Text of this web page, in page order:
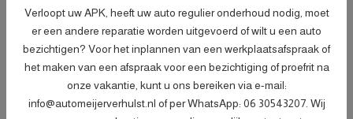
Nieuwe APK
- Nieuwe APK;
- Onderhoudsbeurt volgens
dealerspecificatie;
- Afleveringscontrolebeurt;
Verloopt uw APK, heeft uw auto regulier onderhoud nodig, moet
er een andere reparatie worden uitgevoerd of wilt u een auto
bezichtigen? Voor het inplannen van een werkplaatsafspraak of
het maken van een afspraak voor een bezichtiging of proefrit na
onze vakantie, kunt u ons bereiken via e-mail:
info@automeijerverhulst.nl of per WhatsApp: 06 30543207. Wij